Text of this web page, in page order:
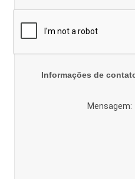
Informações de
Mensagem: